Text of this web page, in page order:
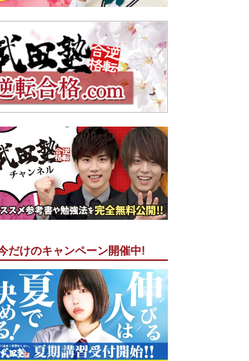
だけのキャンペーン開催中!